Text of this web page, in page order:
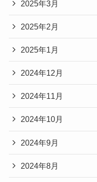
2025年3月
2025年2月
2025年1月
2024年12月
2024年11月
2024年10月
2024年9月
2024年8月